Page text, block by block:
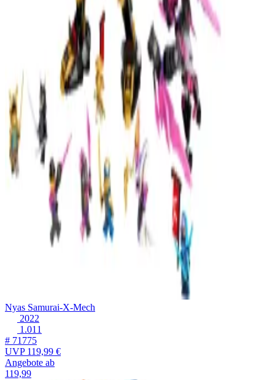
Nyas Samurai-X-Mech
2022
1.011
# 71775
UVP119,99 €
Angebote ab
119,99